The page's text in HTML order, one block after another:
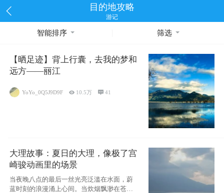
目的地攻略
游记
智能排序 筛选
【晒足迹】背上行囊，去我的梦和
远方——丽江
YoYo_0Q5J9D9F  10.5万 41
大理故事：夏日的大理，像极了宫
崎骏动画里的场景
当夜晚八点的最后一丝光亮泛滥在水面，蔚
蓝时刻的浪漫涌上心间。当炊烟飘渺在苍山